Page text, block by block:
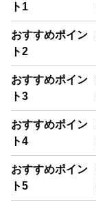
ト1
おすすめポイン
ト2
おすすめポイン
ト3
おすすめポイン
ト4
おすすめポイン
ト5